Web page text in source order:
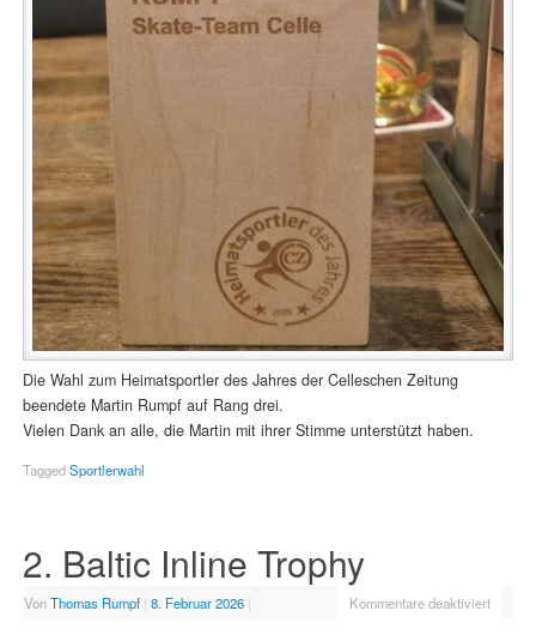
Die Wahl zum Heimatsportler des Jahres der Celleschen Zeitung
beendete Martin Rumpf auf Rang drei.
Vielen Dank an alle, die Martin mit ihrer Stimme unterstützt haben.
TaggedSportlerwahl
2. Baltic Inline Trophy
VonThomas Rumpf | 8. Februar 2026 | Kommentare deaktiviert